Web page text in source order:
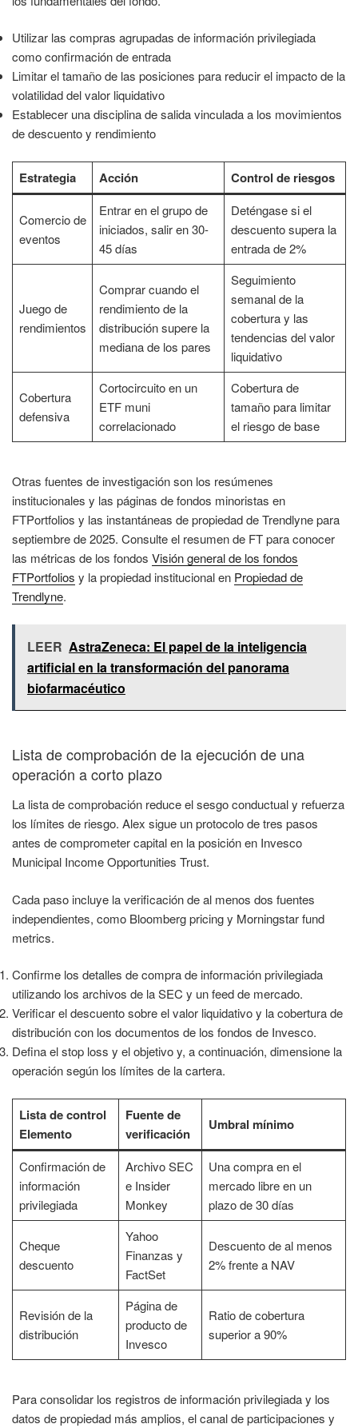
Utilizar las compras agrupadas de información privilegiada
como confirmación de entrada
Limitar el tamaño de las posiciones para reducir el impacto de la
volatilidad del valor liquidativo
Establecer una disciplina de salida vinculada a los movimientos
de descuento y rendimiento
Estrategia Acción Control de riesgos
Comercio de
eventos
Entrar en el grupo de
iniciados, salir en 30-
45 días
Deténgase si el
descuento supera la
entrada de 2%
Juego de
rendimientos
Comprar cuando el
rendimiento de la
distribución supere la
mediana de los pares
Seguimiento
semanal de la
cobertura y las
tendencias del valor
liquidativo
Cobertura
defensiva
Cortocircuito en un
ETF muni
correlacionado
Cobertura de
tamaño para limitar
el riesgo de base
Otras fuentes de investigación son los resúmenes
institucionales y las páginas de fondos minoristas en
FTPortfolios y las instantáneas de propiedad de Trendlyne para
septiembre de 2025. Consulte el resumen de FT para conocer
las métricas de los fondos Visión general de los fondos
FTPortfolios y la propiedad institucional en Propiedad de
Trendlyne.
LEER AstraZeneca: El papel de la inteligencia
artificial en la transformación del panorama
biofarmacéutico
Lista de comprobación de la ejecución de una
operación a corto plazo
La lista de comprobación reduce el sesgo conductual y refuerza
los límites de riesgo. Alex sigue un protocolo de tres pasos
antes de comprometer capital en la posición en Invesco
Municipal Income Opportunities Trust.
Cada paso incluye la verificación de al menos dos fuentes
independientes, como Bloomberg pricing y Morningstar fund
metrics.
Confirme los detalles de compra de información privilegiada
utilizando los archivos de la SEC y un feed de mercado.
Verificar el descuento sobre el valor liquidativo y la cobertura de
distribución con los documentos de los fondos de Invesco.
Defina el stop loss y el objetivo y, a continuación, dimensione la
operación según los límites de la cartera.
Lista de control
Elemento
Fuente de
verificación
Umbral mínimo
Confirmación de
información
privilegiada
Archivo SEC
e Insider
Monkey
Una compra en el
mercado libre en un
plazo de 30 días
Cheque
descuento
Yahoo
Finanzas y
FactSet
Descuento de al menos
2% frente a NAV
Revisión de la
distribución
Página de
producto de
Invesco
Ratio de cobertura
superior a 90%
Para consolidar los registros de información privilegiada y los
datos de propiedad más amplios, el canal de participaciones y